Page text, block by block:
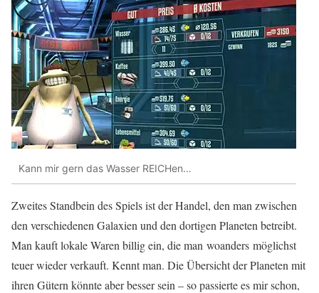
Kann mir gern das Wasser REICHen…
Zweites Standbein des Spiels ist der Handel, den man zwischen
den verschiedenen Galaxien und den dortigen Planeten betreibt.
Man kauft lokale Waren billig ein, die man woanders möglichst
teuer wieder verkauft. Kennt man. Die Übersicht der Planeten mit
ihren Gütern könnte aber besser sein – so passierte es mir schon,